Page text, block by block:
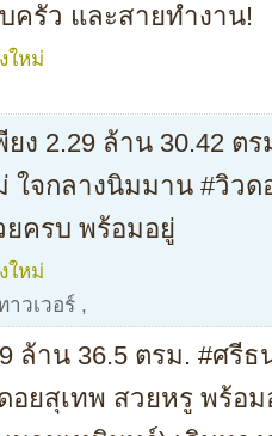
ครัว และสายทำงาน!
ใหม่
ง 2.29 ล้าน 30.42 ต
ใจกลางนิมมาน #วิวด
ครบ พร้อมอยู่
ใหม่
าวเวอร์ ,
ล้าน 36.5 ตรม. #ศรีธ
ยสุเทพ สวยหรู พร้อม